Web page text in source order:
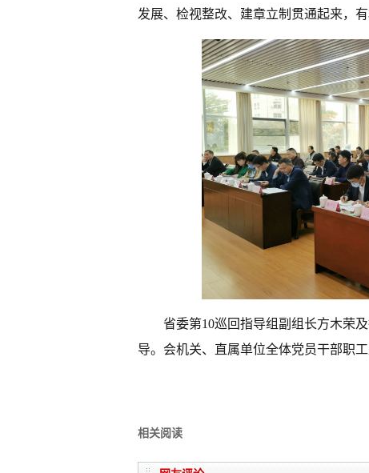
发展、检视整改、建章立制贯通起来，有
省委第10巡回指导组副组长方木荣
导。会机关、直属单位全体党员干部职
相关阅读